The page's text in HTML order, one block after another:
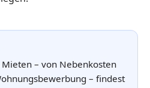
– von Nebenkosten
– findest